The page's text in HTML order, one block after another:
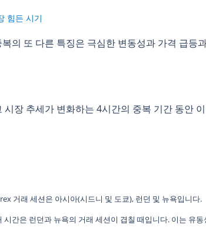
힘든 시기
의 또 다른 특징은 극심한 변동성과 가격 급등
시장 추세가 변화하는 4시간의 중복 기간 동안
거래 세션은 아시아(시드니 및 도쿄), 런던 및 뉴욕입니다.
시간은 런던과 뉴욕의 거래 세션이 겹칠 때입니다. 이는 유